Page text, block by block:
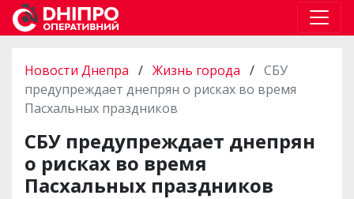
Новости Днепра / Жизнь города / СБУ
предупреждает днепрян о рисках во время
Пасхальных праздников
СБУ предупреждает днепрян
о рисках во время
Пасхальных праздников